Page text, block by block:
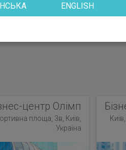
центр Олімп
площа, 3в, Київ,
Україна
ENGLISH